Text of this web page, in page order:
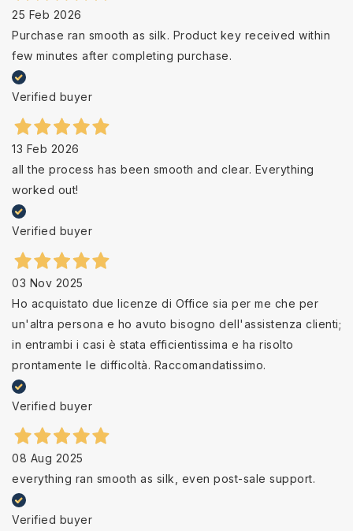
25 Feb 2026
Purchase ran smooth as silk. Product key received within
few minutes after completing purchase.
Verified buyer
13 Feb 2026
all the process has been smooth and clear. Everything
worked out!
Verified buyer
03 Nov 2025
Ho acquistato due licenze di Office sia per me che per
un'altra persona e ho avuto bisogno dell'assistenza clienti;
in entrambi i casi è stata efficientissima e ha risolto
prontamente le difficoltà. Raccomandatissimo.
Verified buyer
08 Aug 2025
everything ran smooth as silk, even post-sale support.
Verified buyer